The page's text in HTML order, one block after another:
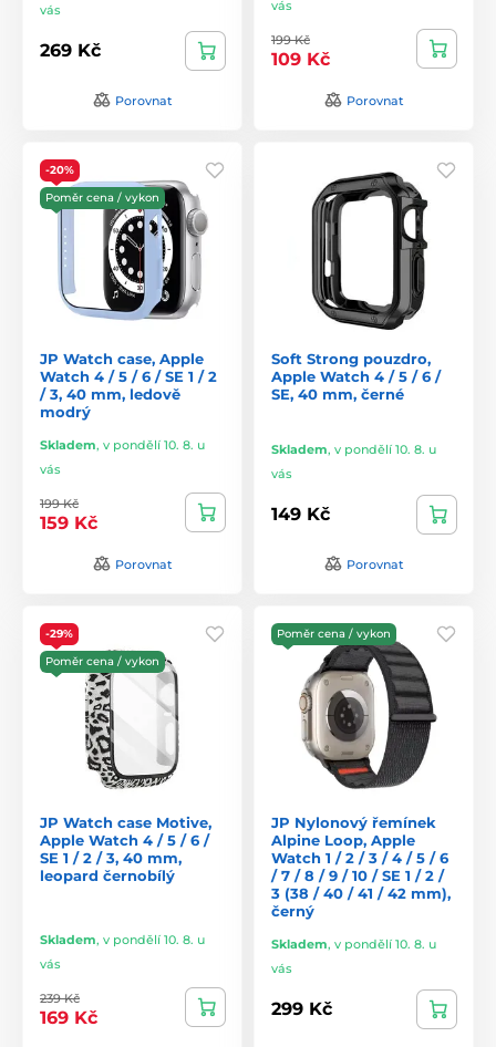
vás
269 Kč
Porovnat
vás
199 Kč
109 Kč
Porovnat
-20%
Poměr cena / vykon
JP Watch case, Apple
Watch 4 / 5 / 6 / SE 1 / 2
/ 3, 40 mm, ledově
modrý
Skladem, v pondělí 10. 8. u
vás
199 Kč
159 Kč
Porovnat
Soft Strong pouzdro,
Apple Watch 4 / 5 / 6 /
SE, 40 mm, černé
Skladem, v pondělí 10. 8. u
vás
149 Kč
Porovnat
-29%
Poměr cena / vykon
JP Watch case Motive,
Apple Watch 4 / 5 / 6 /
SE 1 / 2 / 3, 40 mm,
leopard černobílý
Skladem, v pondělí 10. 8. u
vás
239 Kč
169 Kč
Poměr cena / vykon
JP Nylonový řemínek
Alpine Loop, Apple
Watch 1 / 2 / 3 / 4 / 5 / 6
/ 7 / 8 / 9 / 10 / SE 1 / 2 /
3 (38 / 40 / 41 / 42 mm),
černý
Skladem, v pondělí 10. 8. u
vás
299 Kč